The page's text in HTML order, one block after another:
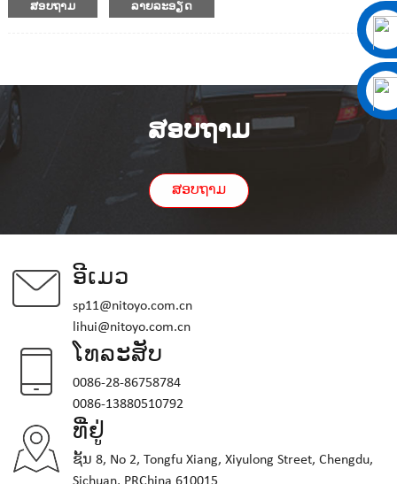
ສອບຖາມ ລາຍລະອຽດ
ສອບຖາມ
ສອບຖາມ
ອີເມວ
sp11@nitoyo.com.cn
lihui@nitoyo.com.cn
ໂທລະສັບ
0086-28-86758784
0086-13880510792
ທີ່ຢູ່
ຊັ້ນ 8, No 2, Tongfu Xiang, Xiyulong Street, Chengdu,